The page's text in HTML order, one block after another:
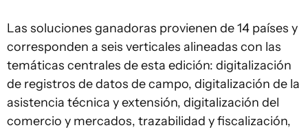
Las soluciones ganadoras provienen de 14 países y
corresponden a seis verticales alineadas con las
temáticas centrales de esta edición: digitalización
de registros de datos de campo, digitalización de la
asistencia técnica y extensión, digitalización del
comercio y mercados, trazabilidad y fiscalización,